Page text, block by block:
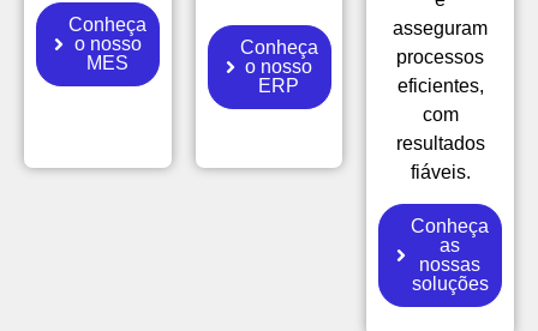
Conheça
o nosso
MES
Conheça
o nosso
ERP
asseguram
processos
eficientes,
com
resultados
fiáveis.
Conheça
as
nossas
soluções